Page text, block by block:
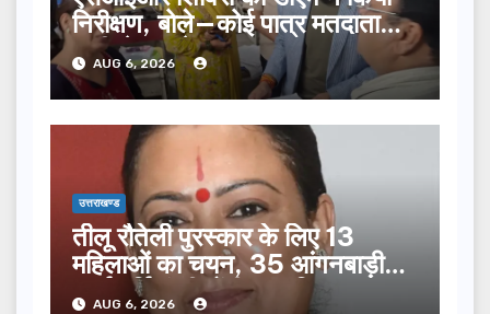
निरीक्षण, बोले—कोई पात्र मतदाता
सूची से न छूटे…
AUG 6, 2026
उत्तराखण्ड
तीलू रौतेली पुरस्कार के लिए 13
महिलाओं का चयन, 35 आंगनबाड़ी
कार्यकर्तियां भी होंगी सम्मानित…
AUG 6, 2026